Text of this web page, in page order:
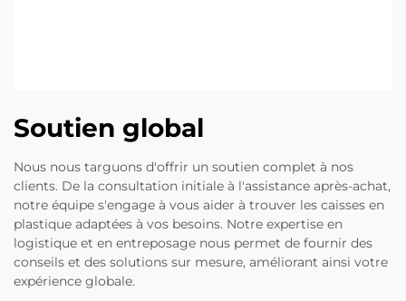
Soutien global
Nous nous targuons d'offrir un soutien complet à nos
clients. De la consultation initiale à l'assistance après-achat,
notre équipe s'engage à vous aider à trouver les caisses en
plastique adaptées à vos besoins. Notre expertise en
logistique et en entreposage nous permet de fournir des
conseils et des solutions sur mesure, améliorant ainsi votre
expérience globale.